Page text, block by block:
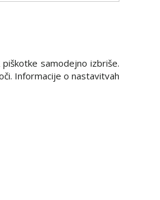
samodejno izbriše.
Informacije o nastavitvah